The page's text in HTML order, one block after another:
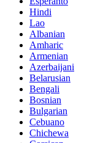
Hindi
Lao
Albanian
Amharic
Armenian
Azerbaijani
Belarusian
Bengali
Bosnian
Bulgarian
Cebuano
Chichewa